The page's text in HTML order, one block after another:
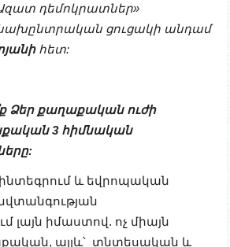
դեմոկրատներ»
նախընտրական ցուցակի անդամ
հետ:
Ձեր քաղաքական ուժի
3 հիմնական
և եվրոպական
լայն իմաստով. ոչ միայն
այլև՝ տնտեսական և